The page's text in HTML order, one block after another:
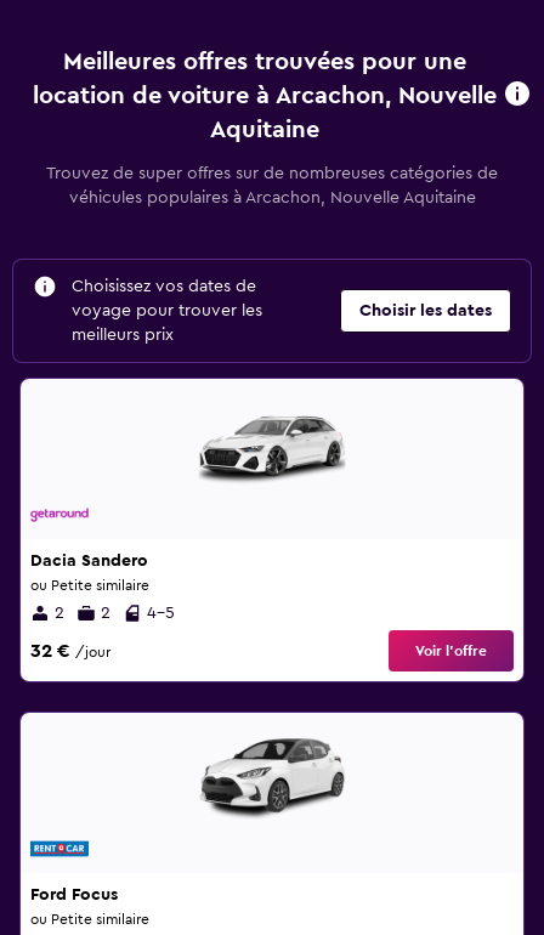
Meilleures offres trouvées pour une
location de voiture à Arcachon, Nouvelle
Aquitaine
Trouvez de super offres sur de nombreuses catégories de
véhicules populaires à Arcachon, Nouvelle Aquitaine
Choisissez vos dates de
voyage pour trouver les
meilleurs prix
Choisir les dates
Dacia Sandero
ou Petite similaire
2 2 4-5
32 € /jour Voir l’offre
Ford Focus
ou Petite similaire